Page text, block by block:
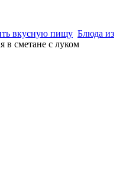
вкусную пищу Блюда из
в сметане с луком